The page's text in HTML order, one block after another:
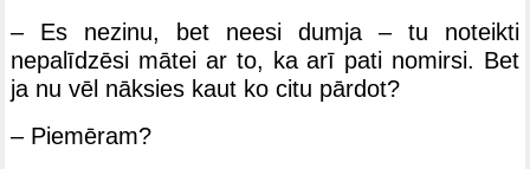
– Es nezinu, bet neesi dumja – tu noteikti
nepalīdzēsi mātei ar to, ka arī pati nomirsi. Bet
ja nu vēl nāksies kaut ko citu pārdot?
– Piemēram?